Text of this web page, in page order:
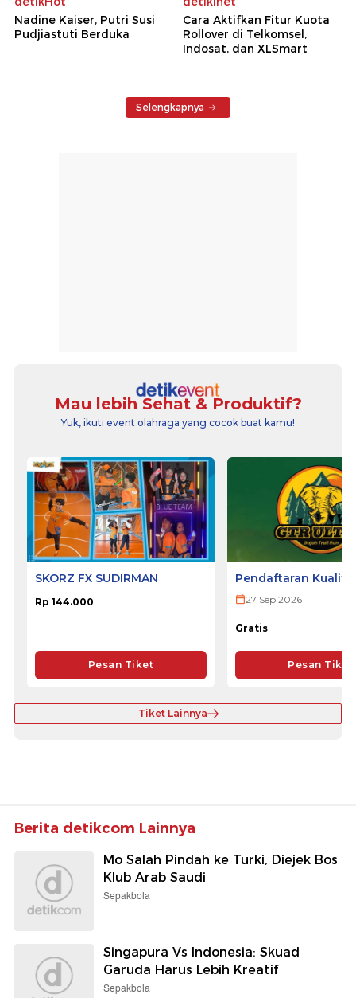
Nadine Kaiser, Putri Susi
Pudjiastuti Berduka
Cara Aktifkan Fitur Kuota
Rollover di Telkomsel,
Indosat, dan XLSmart
Selengkapnya
Mau lebih Sehat & Produktif?
Yuk, ikuti event olahraga yang cocok buat kamu!
SKORZ FX SUDIRMAN
Rp 144.000
Pesan Tiket
Pendaftaran
ULTRA 2026
27 Sep 2026
Gratis
Pesan Tiket
Tiket Lainnya
Berita detikcom Lainnya
Mo Salah Pindah ke Turki, Diejek Bos
Klub Arab Saudi
Sepakbola
Singapura Vs Indonesia: Skuad
Garuda Harus Lebih Kreatif
Sepakbola